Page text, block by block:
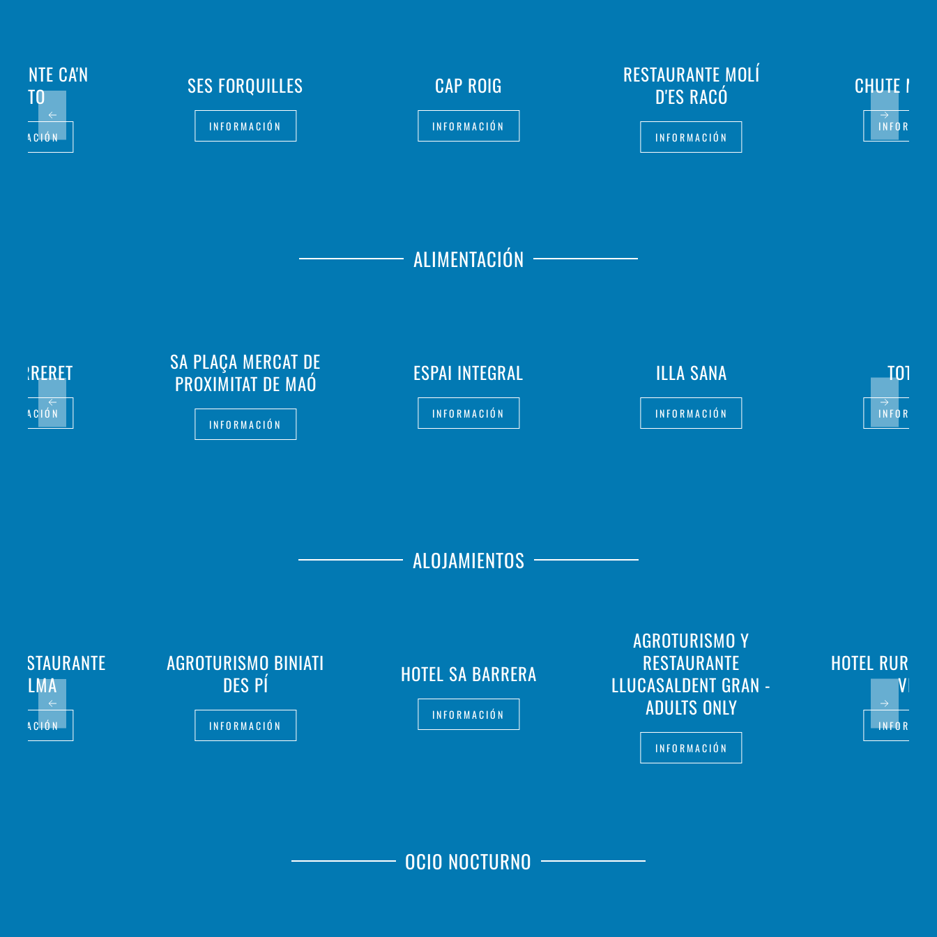
SES FORQUILLES
INFORMACIÓN
CAP ROIG
INFORMACIÓN
RESTAURANTE MOLÍ
D'ES RACÓ
INFORMACIÓN
CHUTE
CA'N
BERTO
ALIMENTACIÓN
SA PLAÇA MERCAT DE
PROXIMITAT DE MAÓ
INFORMACIÓN
ESPAI INTEGRAL
INFORMACIÓN
ILLA SANA
INFORMACIÓN
TOT
ALOJAMIENTOS
AGROTURISMO BINIATI
DES PÍ
INFORMACIÓN
HOTEL SA BARRERA
INFORMACIÓN
AGROTURISMO Y
RESTAURANTE
LLUCASALDENT GRAN -
ADULTS ONLY
INFORMACIÓN
HOTEL RURAL
VELL
PALMA
OCIO NOCTURNO